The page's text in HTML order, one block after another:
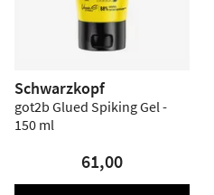
Schwarzkopf
got2b Glued Spiking Gel -
150 ml
61,00